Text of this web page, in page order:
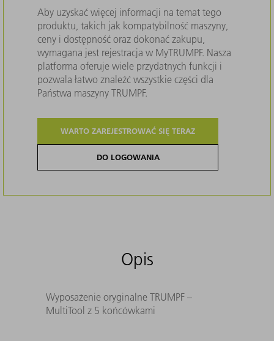
Aby uzyskać więcej informacji na temat tego
produktu, takich jak kompatybilność maszyny,
ceny i dostępność oraz dokonać zakupu,
wymagana jest rejestracja w MyTRUMPF. Nasza
platforma oferuje wiele przydatnych funkcji i
pozwala łatwo znaleźć wszystkie części dla
Państwa maszyny TRUMPF.
WARTO ZAREJESTROWAĆ SIĘ TERAZ
DO LOGOWANIA
Opis
Wyposażenie oryginalne TRUMPF –
MultiTool z 5 końcówkami